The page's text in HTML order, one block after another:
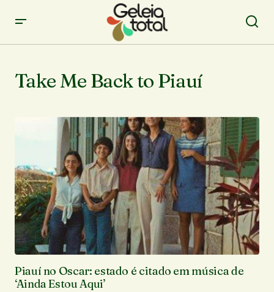
Take Me Back to Piauí
Piauí no Oscar: estado é citado em música de
‘Ainda Estou Aqui’